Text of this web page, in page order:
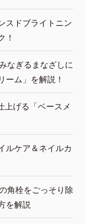
スドブライトニン
！
なぎるまなざしに
ーム」を解説！
上げる「ベースメ
ルケア＆ネイルカ
角栓をごっそり除
を解説